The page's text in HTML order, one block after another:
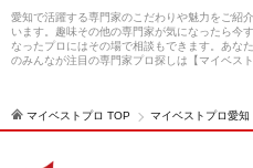
愛知で活躍する専門家のこだわりや魅力をご紹
います。趣味その他の専門家が気になったら今
なったプロにはその場で相談もできます。あな
のみんなが注目の専門家プロ探しは【マイベスト
マイベストプロ TOP マイベストプロ愛知